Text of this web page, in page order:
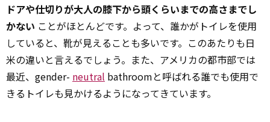
ドアや仕切りが大人の膝下から頭くらいまでの高さまでし
かない ことがほとんどです。よって、誰かがトイレを使用
していると、靴が見えることも多いです。このあたりも日
米の違いと言えるでしょう。また、アメリカの都市部では
最近、gender- neutral bathroomと呼ばれる誰でも使用で
きるトイレも見かけるようになってきています。